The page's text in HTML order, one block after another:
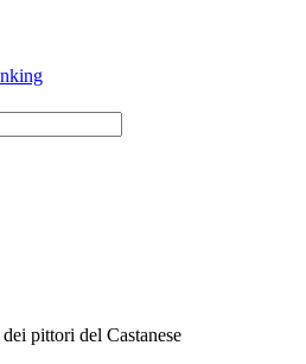
pittori del Castanese